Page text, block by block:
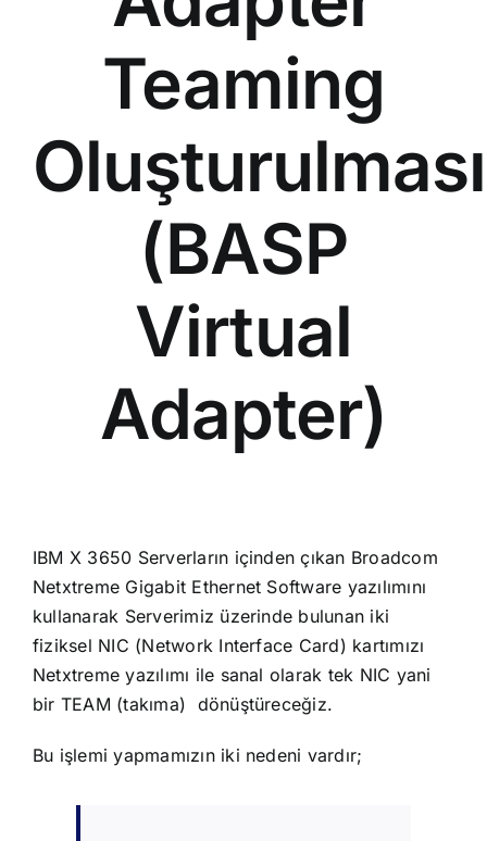
Teaming
Oluşturulması
(BASP
Virtual
Adapter)
IBM X 3650 Serverların içinden çıkan Broadcom
Netxtreme Gigabit Ethernet Software yazılımını
kullanarak Serverimiz üzerinde bulunan iki
fiziksel NIC (Network Interface Card) kartımızı
Netxtreme yazılımı ile sanal olarak tek NIC yani
bir TEAM (takıma) dönüştüreceğiz.
Bu işlemi yapmamızın iki nedeni vardır;